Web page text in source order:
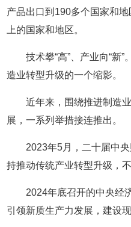
产品出口到190多个国家和地
上的国家和地区。
技术攀“高”、产业向“新
造业转型升级的一个缩影。
近年来，围绕推进制造
展，一系列举措接连推出。
2023年5月，二十届中
持推动传统产业转型升级，不
2024年底召开的中央经
引领新质生产力发展，建设现